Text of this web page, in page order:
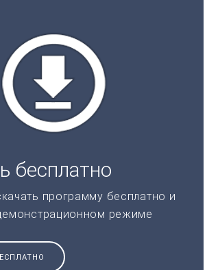
бесплатно
программу бесплатно и
режиме